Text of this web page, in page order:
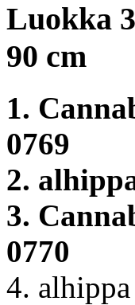
Luokka
90 cm
1.
0769
2.
3.
0770
4.